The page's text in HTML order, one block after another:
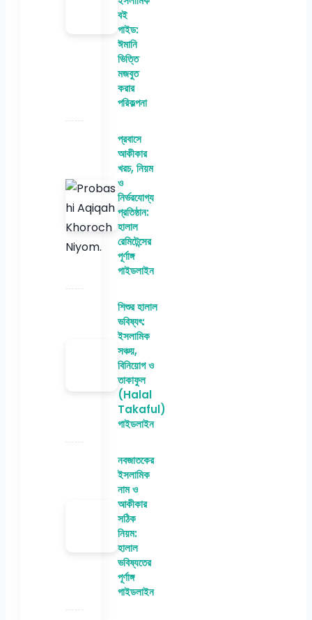
বই
গাইড:
ঈমানি
ভিত্তি
মজবুত
করার
পরিকল্পনা
প্রবাসে
আকীকার
খরচ, নিয়ম
ও
নির্ভরযোগ্য
প্রতিষ্ঠান:
হালাল
রেমিটেন্সের
পূর্ণাঙ্গ
গাইডলাইন
শিশুর হালাল
ভবিষ্যৎ:
ইসলামিক
সঞ্চয়,
বিনিয়োগ ও
তাকাফুল
(Halal
Takaful)
গাইডলাইন
নবজাতকের
ইসলামিক
নাম ও
আকীকার
সঠিক
নিয়ম:
হালাল
ভবিষ্যতের
পূর্ণাঙ্গ
গাইডলাইন